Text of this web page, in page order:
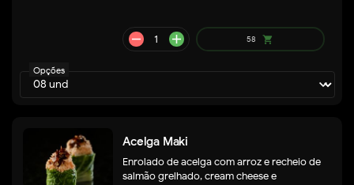
Opções
Acelga Maki
Enrolado de acelga com arroz e recheio de
salmão grelhado, cream cheese e